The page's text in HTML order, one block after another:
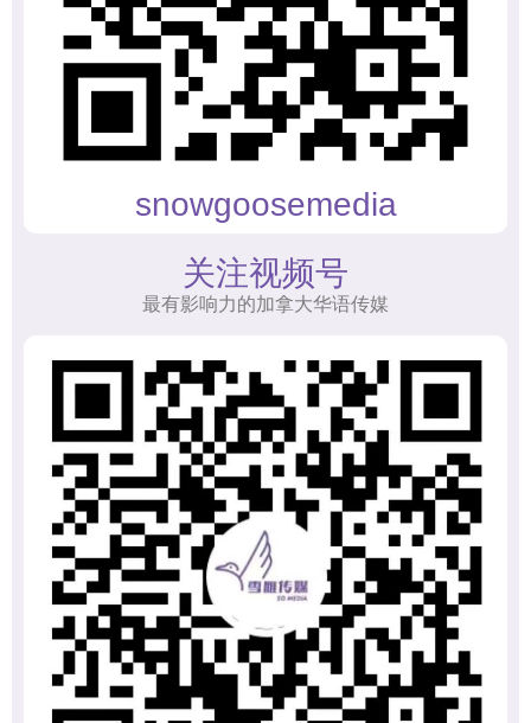
snowgoosemedia
关注视频号
最有影响力的加拿大华语传媒